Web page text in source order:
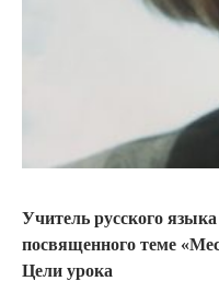
Учитель русского
посвященного теме
Цели урока